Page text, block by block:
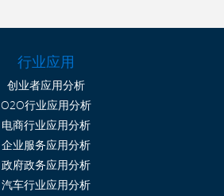
行业应用
创业者应用分析
O2O行业应用分析
电商行业应用分析
企业服务应用分析
政府政务应用分析
汽车行业应用分析